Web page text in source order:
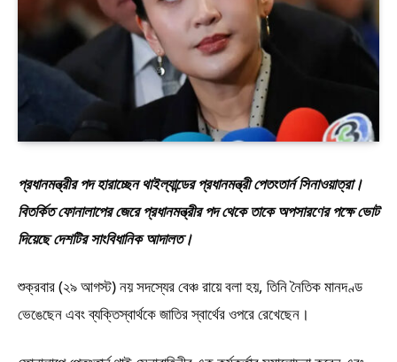
প্রধানমন্ত্রীর পদ হারাচ্ছেন থাইল্যান্ডের প্রধানমন্ত্রী পেতংতার্ন সিনাওয়াত্রা।
বিতর্কিত ফোনালাপের জেরে প্রধানমন্ত্রীর পদ থেকে তাকে অপসারণের পক্ষে ভোট
দিয়েছে দেশটির সাংবিধানিক আদালত।
শুক্রবার (২৯ আগস্ট) নয় সদস্যের বেঞ্চ রায়ে বলা হয়, তিনি নৈতিক মানদণ্ড
ভেঙেছেন এবং ব্যক্তিস্বার্থকে জাতির স্বার্থের ওপরে রেখেছেন।